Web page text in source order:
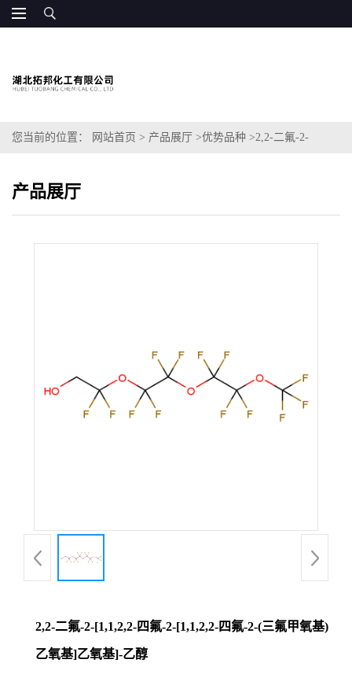
您当前的位置： 网站首页 > 产品展厅 >优势品种 >2,2-二氟-2-
产品展厅
2,2-二氟-2-[1,1,2,2-四氟-2-[1,1,2,2-四氟-2-(三氟甲氧基)
乙氧基]乙氧基]-乙醇